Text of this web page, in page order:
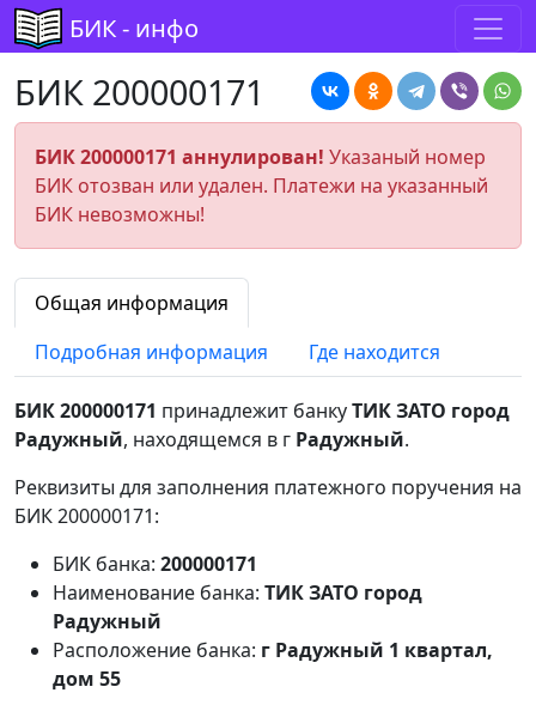
БИК - инфо
БИК 200000171
БИК 200000171 аннулирован! Указаный номер
БИК отозван или удален. Платежи на указанный
БИК невозможны!
Общая информация
Подробная информация
Где находится
БИК 200000171 принадлежит банкуТИК ЗАТО город
Радужный, находящемся в г Радужный.
Реквизиты для заполнения платежного поручения на
БИК 200000171:
БИК банка: 200000171
Наименование банка: ТИК ЗАТО город
Радужный
Расположение банка: г Радужный 1 квартал,
дом 55